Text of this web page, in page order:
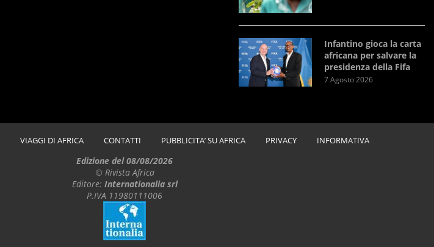
Infantino gioca la carta
africana per salvare la
presidenza della Fifa
7 Agosto 2026
VIAGGI DI AFRICA CONTATTI PUBBLICITA’ SU AFRICA PRIVACY INFORMATIVA
Edizione del 08/08/2026
© Rivista Africa
Editore: Internationalia srl
P.IVA 11980111006